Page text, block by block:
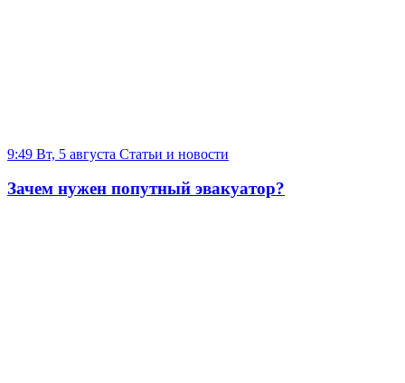
9:49 Вт, 5 августа Статьи и новости
Зачем нужен попутный эвакуатор?